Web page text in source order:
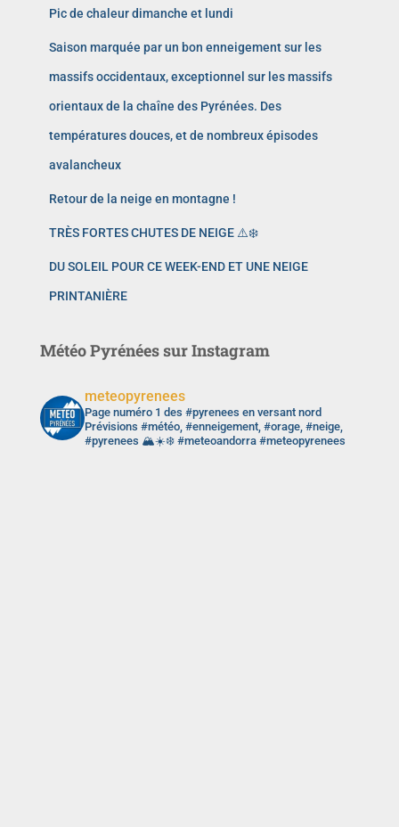
Pic de chaleur dimanche et lundi
Saison marquée par un bon enneigement sur les
massifs occidentaux, exceptionnel sur les massifs
orientaux de la chaîne des Pyrénées. Des
températures douces, et de nombreux épisodes
avalancheux
Retour de la neige en montagne !
TRÈS FORTES CHUTES DE NEIGE ⚠️❄️
DU SOLEIL POUR CE WEEK-END ET UNE NEIGE
PRINTANIÈRE
Météo Pyrénées sur Instagram
meteopyrenees
Page numéro 1 des #pyrenees en versant nord
Prévisions #météo, #enneigement, #orage, #neige,
#pyrenees 🏔️☀️❄️ #meteoandorra #meteopyrenees